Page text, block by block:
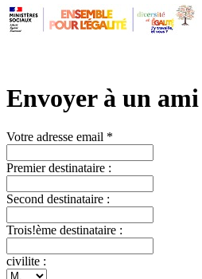
Envoyer à un ami
Votre adresse email *
Premier destinataire :
Second destinataire :
Trois!ème destinataire :
civilite :